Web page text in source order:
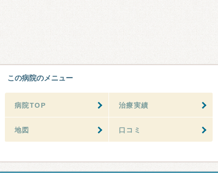
この病院のメニュー
病院TOP 治療実績
地図 口コミ